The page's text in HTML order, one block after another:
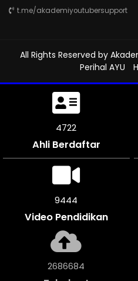
t.me/akademiyoutubersupport
All Rights Reserved by
Perihal AYU
5046
Ahli Berdaftar
10086
Video Pendidikan
2871148